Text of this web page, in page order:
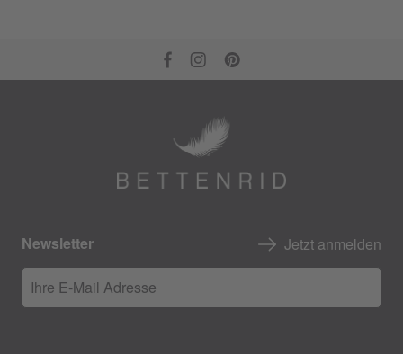
Newsletter Jetzt anmelden
Ihre E-Mail Adresse